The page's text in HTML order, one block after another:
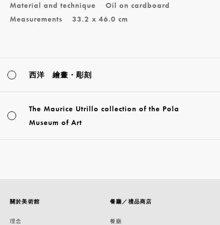
Material and technique
Oil on cardboard
Measurements
33.2 x 46.0 cm
西洋 繪畫・彫刻
The Maurice Utrillo collection of the Pola
Museum of Art
關於美術館
理念
餐廳／禮品商店
餐廳